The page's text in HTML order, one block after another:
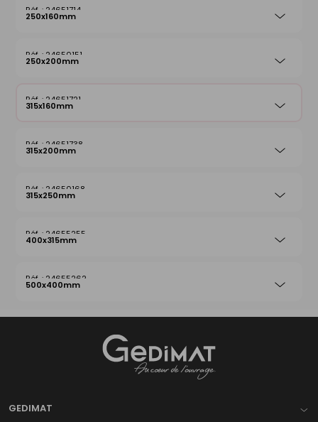
24651714
250x160mm
24650151
250x200mm
24651721
315x160mm
24651738
315x200mm
24650168
315x250mm
24655255
400x315mm
24655262
500x400mm
GEDIMAT